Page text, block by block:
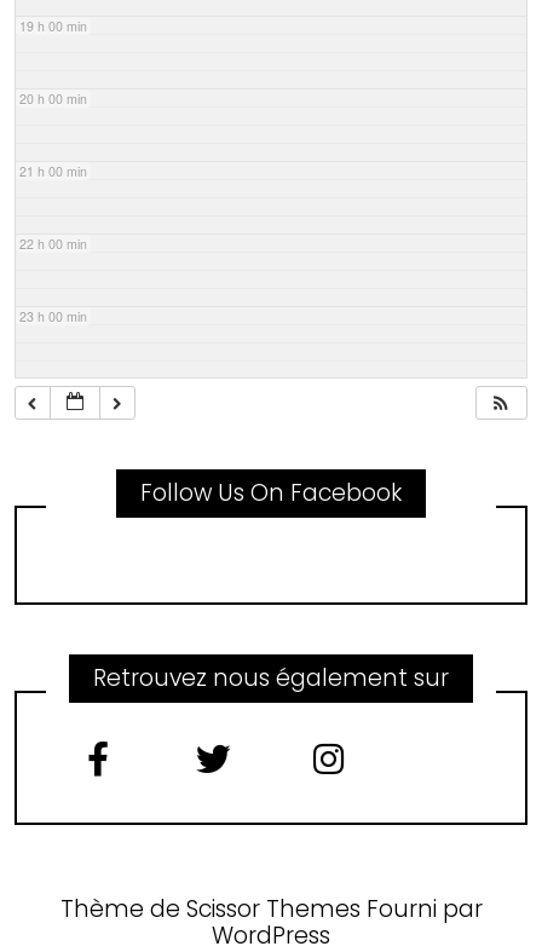
19 h 00 min
20 h 00 min
21 h 00 min
22 h 00 min
23 h 00 min
Follow Us On Facebook
Retrouvez nous également sur
Thème de Scissor Themes Fourni par
WordPress